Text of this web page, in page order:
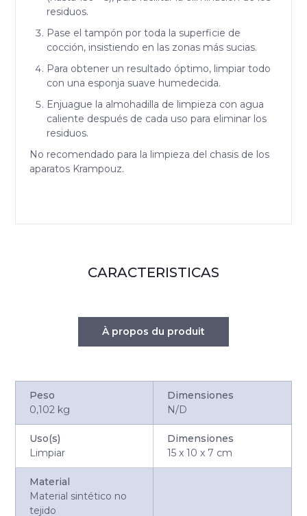
residuos.
Pase el tampón por toda la superficie de
cocción, insistiendo en las zonas más sucias.
Para obtener un resultado óptimo, limpiar todo
con una esponja suave humedecida.
Enjuague la almohadilla de limpieza con agua
caliente después de cada uso para eliminar los
residuos.
No recomendado para la limpieza del chasis de los
aparatos Krampouz.
CARACTERISTICAS
À propos du produit
Peso
0,102 kg
Dimensiones
N/D
Uso(s)
Limpiar
Dimensiones
15 x 10 x 7 cm
Material
Material sintético no
tejido